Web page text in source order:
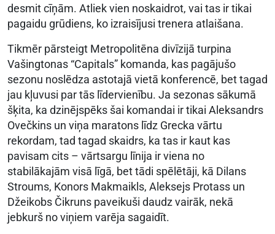
desmit cīņām. Atliek vien noskaidrot, vai tas ir tikai
pagaidu grūdiens, ko izraisījusi trenera atlaišana.
Tikmēr pārsteigt Metropolitēna divīzijā turpina
Vašingtonas “Capitals” komanda, kas pagājušo
sezonu noslēdza astotajā vietā konferencē, bet tagad
jau kļuvusi par tās līdervienību. Ja sezonas sākumā
šķita, ka dzinējspēks šai komandai ir tikai Aleksandrs
Ovečkins un viņa maratons līdz Grecka vārtu
rekordam, tad tagad skaidrs, ka tas ir kaut kas
pavisam cits – vārtsargu līnija ir viena no
stabilākajām visā līgā, bet tādi spēlētāji, kā Dilans
Stroums, Konors Makmaikls, Aleksejs Protass un
Džeikobs Čikruns paveikuši daudz vairāk, nekā
jebkurš no viņiem varēja sagaidīt.